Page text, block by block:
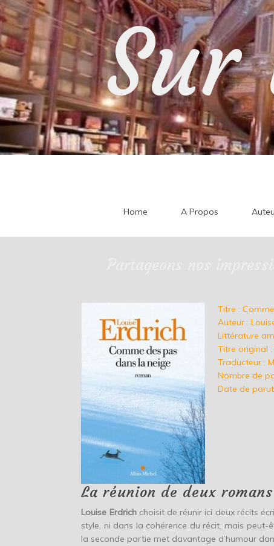
Skip
to
content
Sur
Home A Propos
Titre :
Auteur :
Littérature
Titre original :
Traducteur :
Nombre de
Date de
La réunion de deux romans
Louise Erdrichchoisit de réunir ici deux récits
style, ni dans la cohérence du récit, mais
la seconde partie met davantage d’humour